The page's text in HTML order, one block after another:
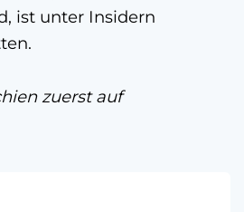
ist unter Insidern
zuerst auf